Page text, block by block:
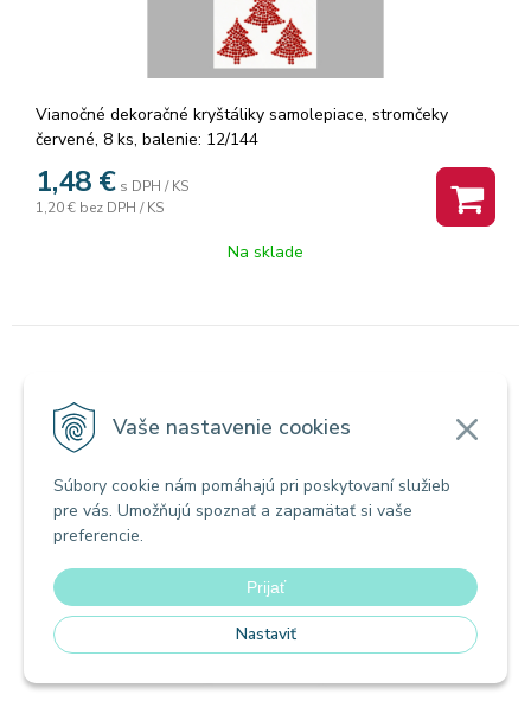
Vaše nastavenie cookies
Súbory cookie nám pomáhajú pri poskytovaní služieb
pre vás. Umožňujú spoznať a zapamätať si vaše
preferencie.
Prijať
Nastaviť
Vianočné dekoračné kryštáliky samolepiace, stromčeky
červené, 8 ks, balenie: 12/144
1,48 € s DPH / KS
1,20 € bez DPH / KS
Na sklade
Hviezda strieborná nalepovacia DD66396